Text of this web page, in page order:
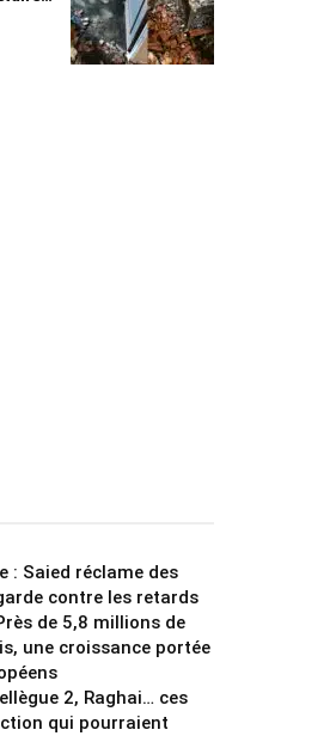
: Saied réclame des
contre les retards
de 5,8 millions de
une croissance portée
2, Raghai… ces
qui pourraient